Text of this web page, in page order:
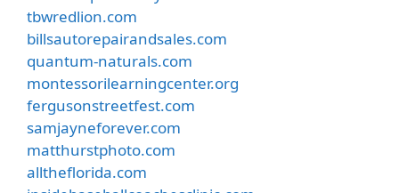
tbwredlion.com
billsautorepairandsales.com
quantum-naturals.com
montessorilearningcenter.org
fergusonstreetfest.com
samjayneforever.com
matthurstphoto.com
alltheflorida.com